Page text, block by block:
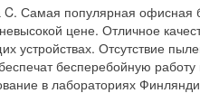
C. Самая популярная офисная
цене. Отличное
устройствах. Отсутствие
бесперебойную
в лабораториях